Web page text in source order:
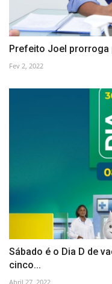
Prefeito Joel prorroga
Fev 2, 2022
Sábado é o Dia D de
cinco...
Abril 27, 2022